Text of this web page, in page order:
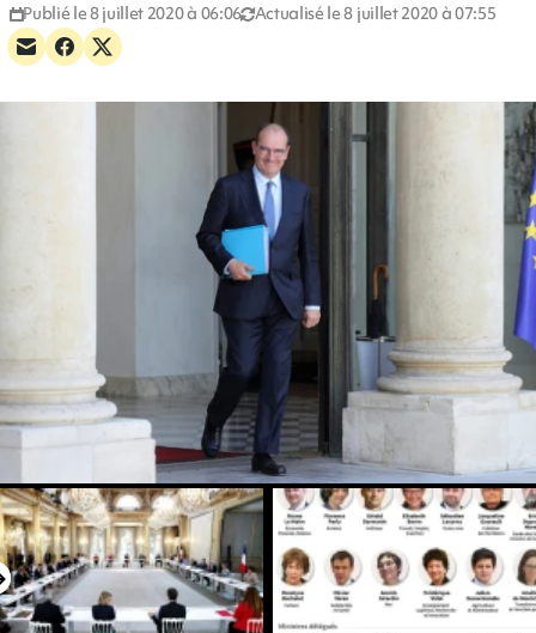
Publié le 8 juillet 2020 à 06:06 Actualisé le 8 juillet 2020 à 07:55